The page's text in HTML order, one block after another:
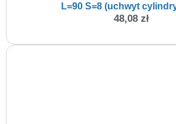
L=90 S=8 (uchwyt
48,08 zł